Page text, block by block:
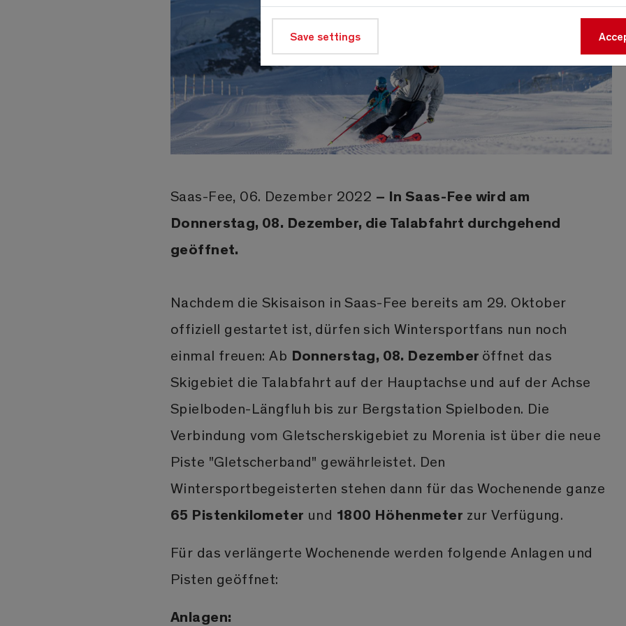
Saas-Fee, 06. Dezember 2022 – In Saas-Fee wird am
Donnerstag, 08. Dezember, die Talabfahrt durchgehend
geöffnet.
Nachdem die Skisaison in Saas-Fee bereits am 29. Oktober
offiziell gestartet ist, dürfen sich Wintersportfans nun noch
einmal freuen: Ab Donnerstag, 08. Dezember öffnet das
Skigebiet die Talabfahrt auf der Hauptachse und auf der Achse
Spielboden-Längfluh bis zur Bergstation Spielboden. Die
Verbindung vom Gletscherskigebiet zu Morenia ist über die neue
Piste "Gletscherband" gewährleistet. Den
Wintersportbegeisterten stehen dann für das Wochenende ganze
65 Pistenkilometer und 1800 Höhenmeter zur Verfügung.
Für das verlängerte Wochenende werden folgende Anlagen und
Pisten geöffnet:
Anlagen:
Save settings